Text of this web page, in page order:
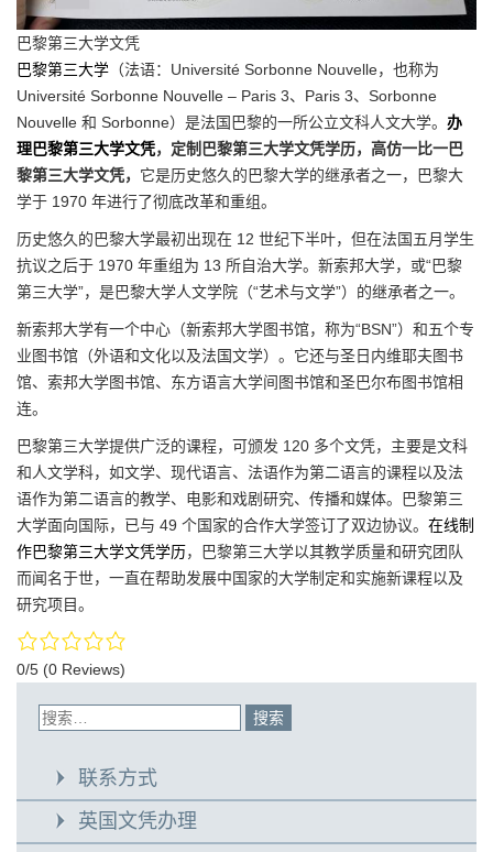
巴黎第三大学文凭
巴黎第三大学 （法语：Université Sorbonne Nouvelle，也称为
Université Sorbonne Nouvelle – Paris 3、Paris 3、Sorbonne
Nouvelle 和 Sorbonne）是法国巴黎的一所公立文科人文大学。 办
理巴黎第三大学文凭，定制巴黎第三大学文凭学历，高仿一比一巴
黎第三大学文凭， 它是历史悠久的巴黎大学的继承者之一，巴黎大
学于 1970 年进行了彻底改革和重组。
历史悠久的巴黎大学最初出现在 12 世纪下半叶，但在法国五月学生
抗议之后于 1970 年重组为 13 所自治大学。新索邦大学，或“巴黎
第三大学”，是巴黎大学人文学院（“艺术与文学”）的继承者之一。
新索邦大学有一个中心（新索邦大学图书馆，称为“BSN”）和五个专
业图书馆（外语和文化以及法国文学）。它还与圣日内维耶夫图书
馆、索邦大学图书馆、东方语言大学间图书馆和圣巴尔布图书馆相
连。
巴黎第三大学提供广泛的课程，可颁发 120 多个文凭，主要是文科
和人文学科，如文学、现代语言、法语作为第二语言的课程以及法
语作为第二语言的教学、电影和戏剧研究、传播和媒体。巴黎第三
大学面向国际，已与 49 个国家的合作大学签订了双边协议。 在线制
作巴黎第三大学文凭学历，巴黎第三大学以其教学质量和研究团队
而闻名于世，一直在帮助发展中国家的大学制定和实施新课程以及
研究项目。
0/5 (0 Reviews)
联系方式
英国文凭办理